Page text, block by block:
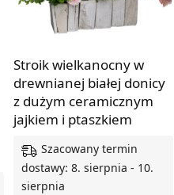
Stroik wielkanocny w
drewnianej białej donicy
z dużym ceramicznym
jajkiem i ptaszkiem
Szacowany termin
dostawy: 8. sierpnia - 10.
sierpnia